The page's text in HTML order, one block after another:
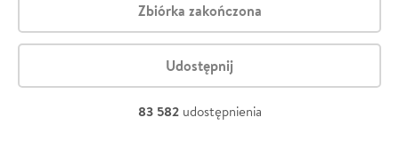
Zbiórka zakończona
Udostępnij
83 582 udostępnienia